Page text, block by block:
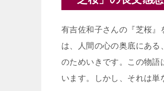
有吉佐和子さんの『芝桜
は、人間の心の奥底にあ
のためいきです。この物語
います。しかし、それは単